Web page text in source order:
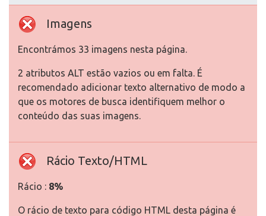
Imagens
Encontrámos 33 imagens nesta página.
2 atributos ALT estão vazios ou em falta. É
recomendado adicionar texto alternativo de modo a
que os motores de busca identifiquem melhor o
conteúdo das suas imagens.
Rácio Texto/HTML
Rácio : 8%
O rácio de texto para código HTML desta página é